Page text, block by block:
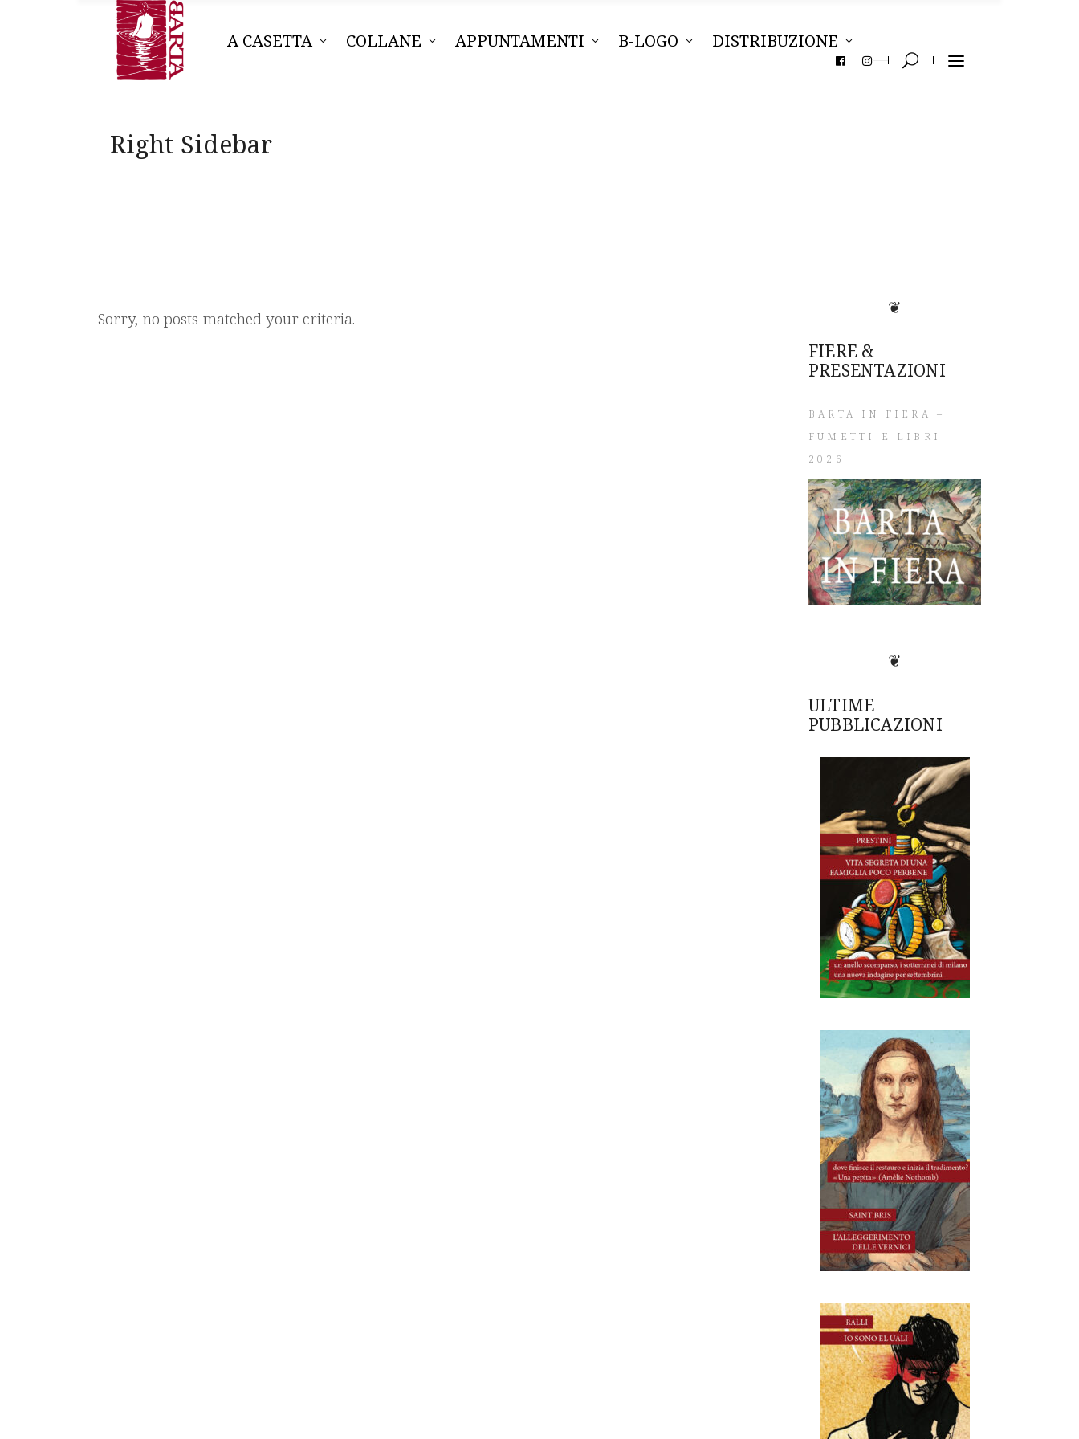
A CASETTA COLLANE APPUNTAMENTI B-LOGO DISTRIBUZIONE
Right Sidebar
Sorry, no posts matched your criteria.
❦
FIERE &
PRESENTAZIONI
BARTA IN FIERA –
FUMETTI E LIBRI
2026
❦
ULTIME
PUBBLICAZIONI